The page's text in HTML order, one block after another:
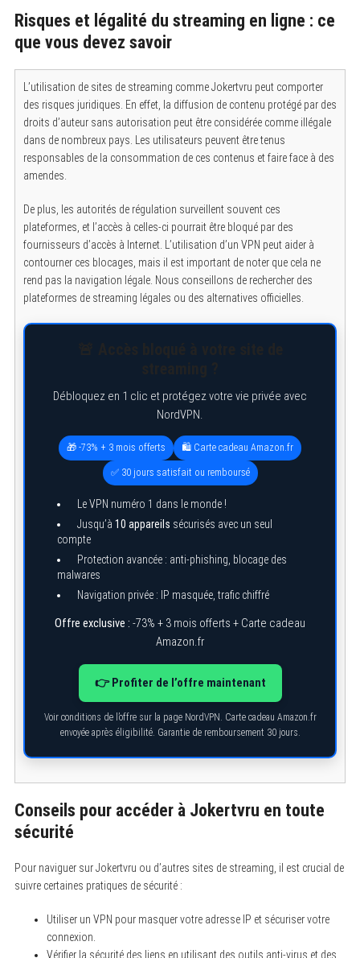
Risques et légalité du streaming en ligne : ce
que vous devez savoir
L’utilisation de sites de streaming comme Jokertvru peut comporter
des risques juridiques. En effet, la diffusion de contenu protégé par des
droits d’auteur sans autorisation peut être considérée comme illégale
dans de nombreux pays. Les utilisateurs peuvent être tenus
responsables de la consommation de ces contenus et faire face à des
amendes.
De plus, les autorités de régulation surveillent souvent ces
plateformes, et l’accès à celles-ci pourrait être bloqué par des
fournisseurs d’accès à Internet. L’utilisation d’un VPN peut aider à
contourner ces blocages, mais il est important de noter que cela ne
rend pas la navigation légale. Nous conseillons de rechercher des
plateformes de streaming légales ou des alternatives officielles.
Débloquez en 1 clic et protégez votre vie privée avec
NordVPN.
🎁 -73% + 3 mois offerts 🛍️ Carte cadeau Amazon.fr
✅ 30 jours satisfait ou remboursé
Le VPN numéro 1 dans le monde !
Jusqu’à 10 appareils sécurisés avec un seul
compte
Protection avancée : anti-phishing, blocage des
malwares
Navigation privée : IP masquée, trafic chiffré
Offre exclusive : -73% + 3 mois offerts + Carte cadeau
Amazon.fr
👉 Profiter de l’offre maintenant
Voir conditions de l’offre sur la page NordVPN. Carte cadeau Amazon.fr
envoyée après éligibilité. Garantie de remboursement 30 jours.
Conseils pour accéder à Jokertvru en toute
sécurité
Pour naviguer sur Jokertvru ou d’autres sites de streaming, il est crucial de
suivre certaines pratiques de sécurité :
Utiliser un VPN pour masquer votre adresse IP et sécuriser votre
connexion.
Vérifier la sécurité des liens en utilisant des outils anti-virus et des
e
a
c
f
o